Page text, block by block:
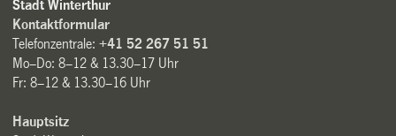
Stadt Winterthur
Kontaktformular
Telefonzentrale:+41 52 267 51 51
Mo–Do: 8–12 & 13.30–17 Uhr
Fr: 8–12 & 13.30–16 Uhr
Hauptsitz